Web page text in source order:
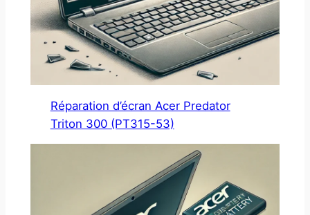
Réparation d’écran Acer Predator
Triton 300 (PT315-53)